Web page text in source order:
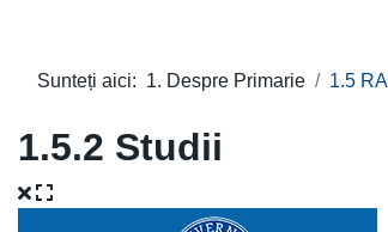
Sunteți aici: 1. Despre Primarie 1.5
1.5.2 Studii